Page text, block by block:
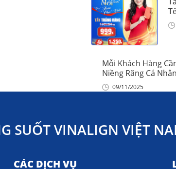
Mỗi Khách Hàng
Niềng Răng Cá
09/11/2025
SUỐT VINALIGN VIỆT
CÁC DỊCH VỤ